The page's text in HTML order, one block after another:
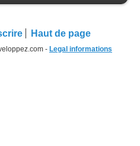
Haut de page
- Legal informations